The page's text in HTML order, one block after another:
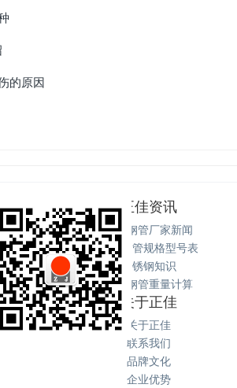
的原因
海区丹
心
正佳资讯
不锈钢管厂家新闻
不锈钢管规格型号表
不锈钢知识
不锈钢管重量计算
关于正佳
关于正佳
联系我们
品牌文化
企业优势